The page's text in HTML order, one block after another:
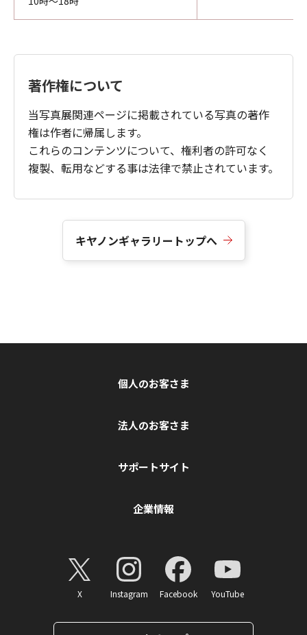
著作権について
当写真展関連ページに掲載されている写真の著作
権は作者に帰属します。
これらのコンテンツについて、権利者の許可なく
複製、転用などする事は法律で禁止されています。
キヤノンギャラリートップへ
個人のお客さま
法人のお客さま
サポートサイト
企業情報
X Instagram Facebook YouTube